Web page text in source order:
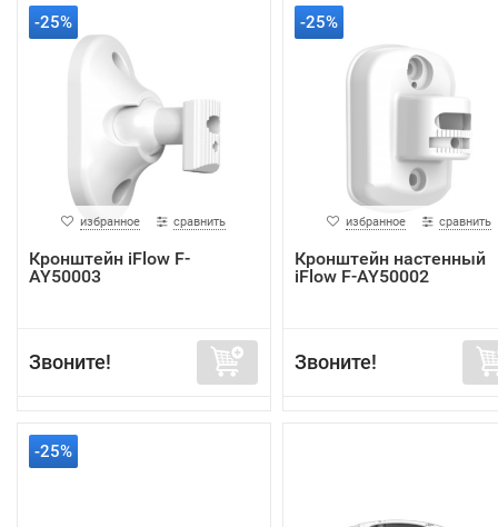
-25%
избранное сравнить
Кронштейн iFlow F-
AY50003
Звоните!
-25%
избранное сравнить
Кронштейн настенный
iFlow F-AY50002
Звоните!
-25%